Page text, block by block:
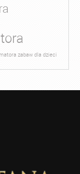
zabaw dla dzieci